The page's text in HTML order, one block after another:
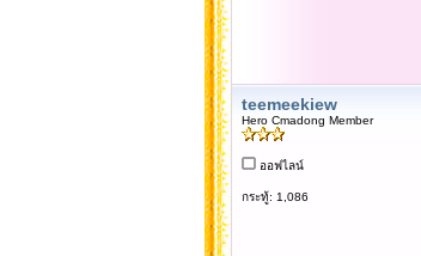
teemeekiew
Hero Cmadong Member
ออฟไลน์
กระทู้: 1,086